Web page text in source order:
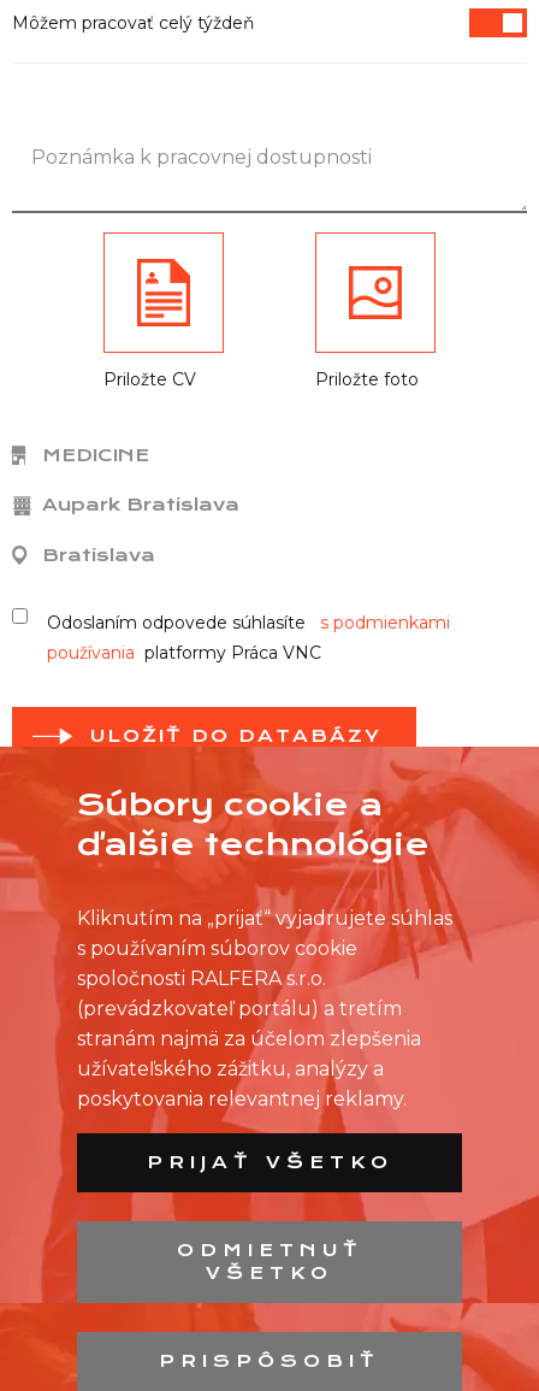
Môžem pracovať celý týždeň
Priložte CV Priložte foto
MEDICINE
Aupark Bratislava
Bratislava
Odoslaním odpovede súhlasíte s podmienkami
používania platformy Práca VNC
ULOŽIŤ DO DATABÁZY
OCHRANA OSOBNÝCH ÚDAJOV
Súbory cookie a
ďalšie technológie
Kliknutím na „prijať“ vyjadrujete súhlas
s používaním súborov cookie
spoločnosti RALFERA s.r.o.
(prevádzkovateľ portálu) a tretím
stranám najmä za účelom zlepšenia
užívateľského zážitku, analýzy a
poskytovania relevantnej reklamy.
PRIJAŤ VŠETKO
ODMIETNUŤ
VŠETKO
PRISPÔSOBIŤ